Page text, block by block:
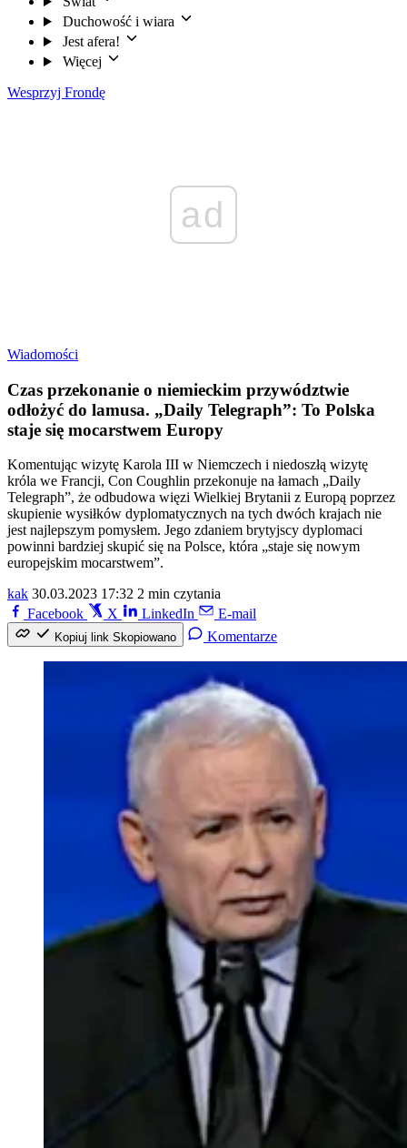
Duchowość i wiara
Jest afera!
Więcej
Wesprzyj Frondę
ad
Wiadomości
Czas przekonanie o niemieckim przywództwie
odłożyć do lamusa. „Daily Telegraph”: To Polska
staje się mocarstwem Europy
Komentując wizytę Karola III w Niemczech i niedoszłą wizytę
króla we Francji, Con Coughlin przekonuje na łamach „Daily
Telegraph”, że odbudowa więzi Wielkiej Brytanii z Europą poprzez
skupienie wysiłków dyplomatycznych na tych dwóch krajach nie
jest najlepszym pomysłem. Jego zdaniem brytyjscy dyplomaci
powinni bardziej skupić się na Polsce, która „staje się nowym
europejskim mocarstwem”.
kak 30.03.2023 17:32 2 min czytania
Facebook
X LinkedIn E-mail
Kopiuj link Skopiowano Komentarze